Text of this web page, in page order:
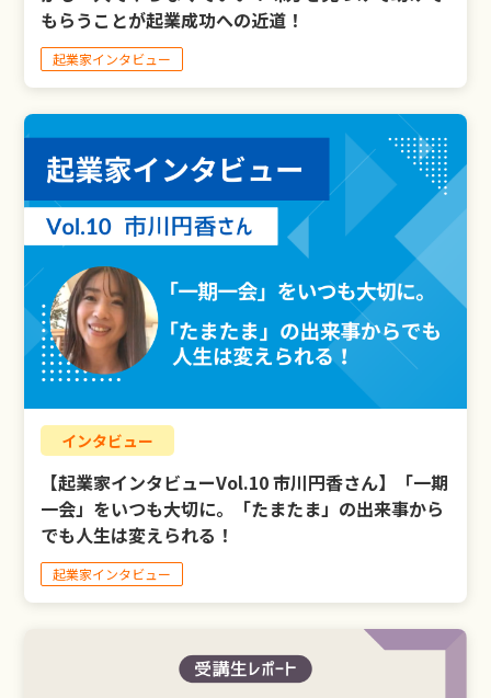
もらうことが起業成功への近道！
起業家インタビュー
インタビュー
【起業家インタビューVol.10 市川円香さん】「一期
一会」をいつも大切に。「たまたま」の出来事から
でも人生は変えられる！
起業家インタビュー